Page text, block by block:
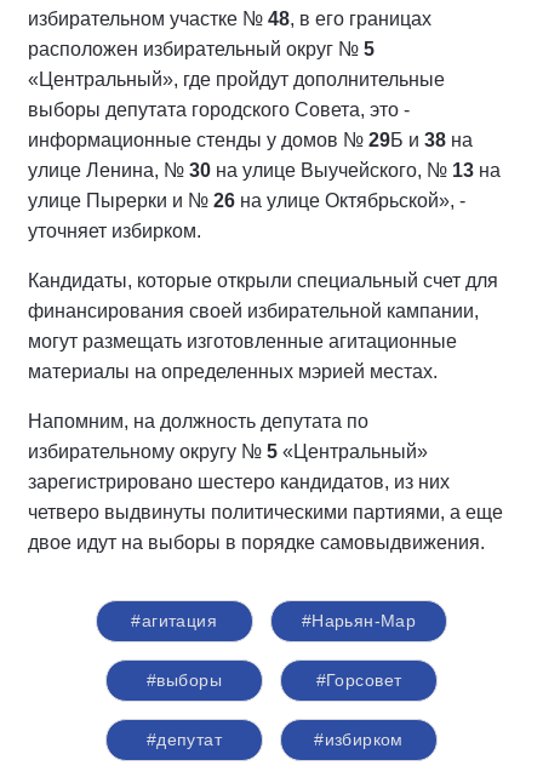
избирательном участке № 48, в его границах
расположен избирательный округ № 5
«Центральный», где пройдут дополнительные
выборы депутата городского Совета, это -
информационные стенды у домов № 29Б и 38 на
улице Ленина, № 30 на улице Выучейского, № 13 на
улице Пырерки и № 26 на улице Октябрьской», -
уточняет избирком.
Кандидаты, которые открыли специальный счет для
финансирования своей избирательной кампании,
могут размещать изготовленные агитационные
материалы на определенных мэрией местах.
Напомним, на должность депутата по
избирательному округу № 5 «Центральный»
зарегистрировано шестеро кандидатов, из них
четверо выдвинуты политическими партиями, а еще
двое идут на выборы в порядке самовыдвижения.
#агитация #Нарьян-Мар
#выборы #Горсовет
#депутат #избирком